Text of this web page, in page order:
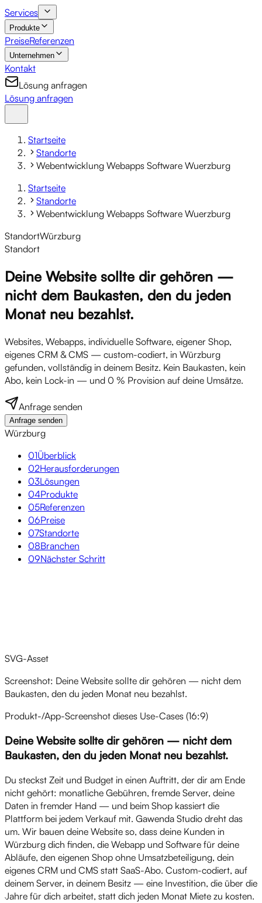
Services
Produkte
PreiseReferenzen
Unternehmen
Kontakt
Lösung anfragen
Lösung anfragen
Startseite
Standorte
Webentwicklung Webapps Software Wuerzburg
Startseite
Standorte
Webentwicklung Webapps Software Wuerzburg
StandortWürzburg
Standort
Deine Website sollte dir gehören —
nicht dem Baukasten, den du jeden
Monat neu bezahlst.
Websites, Webapps, individuelle Software, eigener Shop,
eigenes CRM & CMS — custom-codiert, in Würzburg
gefunden, vollständig in deinem Besitz. Kein Baukasten, kein
Abo, kein Lock-in — und 0 % Provision auf deine Umsätze.
Anfrage senden
Anfrage senden
Würzburg
01Überblick
02Herausforderungen
03Lösungen
04Produkte
05Referenzen
06Preise
07Standorte
08Branchen
09Nächster Schritt
SVG-Asset
Screenshot: Deine Website sollte dir gehören — nicht dem
Baukasten, den du jeden Monat neu bezahlst.
Produkt-/App-Screenshot dieses Use-Cases (16:9)
Deine Website sollte dir gehören — nicht dem
Baukasten, den du jeden Monat neu bezahlst.
Du steckst Zeit und Budget in einen Auftritt, der dir am Ende
nicht gehört: monatliche Gebühren, fremde Server, deine
Daten in fremder Hand — und beim Shop kassiert die
Plattform bei jedem Verkauf mit. Gawenda Studio dreht das
um. Wir bauen deine Website so, dass deine Kunden in
Würzburg dich finden, die Webapp und Software für deine
Abläufe, den eigenen Shop ohne Umsatzbeteiligung, dein
eigenes CRM und CMS statt SaaS-Abo. Custom-codiert, auf
deinem Server, in deinem Besitz — eine Investition, die über die
Jahre für dich arbeitet, statt dich jeden Monat Miete zu kosten.